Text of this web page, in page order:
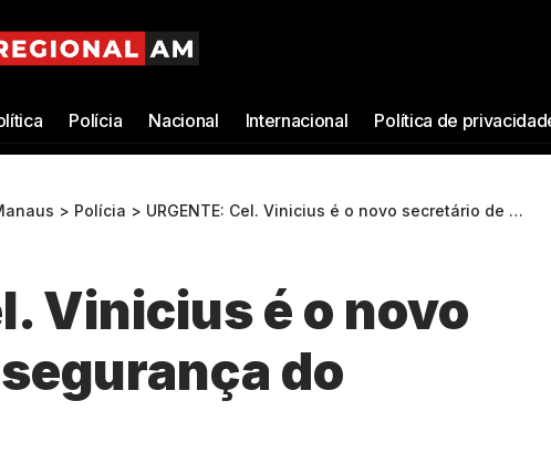
Polícia Nacional Internacional Política de
> Polícia > URGENTE: Cel. Vinicius é o novo secretário de segurança do Amazonas
Vinicius é o novo
do